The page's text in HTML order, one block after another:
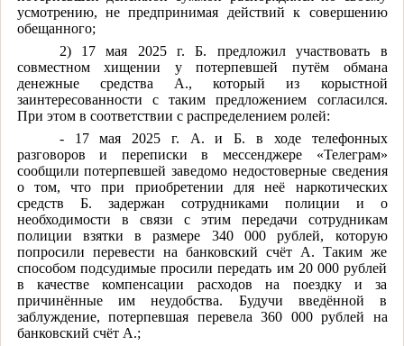
усмотрению, не предпринимая действий к совершению
обещанного;
2) 17 мая 2025 г. Б. предложил участвовать в
совместном хищении у потерпевшей путём обмана
денежные средства А., который из корыстной
заинтересованности с таким предложением согласился.
При этом в соответствии с распределением ролей:
- 17 мая 2025 г. А. и Б. в ходе телефонных
разговоров и переписки в мессенджере «Телеграм»
сообщили потерпевшей заведомо недостоверные сведения
о том, что при приобретении для неё наркотических
средств Б. задержан сотрудниками полиции и о
необходимости в связи с этим передачи сотрудникам
полиции взятки в размере 340 000 рублей, которую
попросили перевести на банковский счёт А. Таким же
способом подсудимые просили передать им 20 000 рублей
в качестве компенсации расходов на поездку и за
причинённые им неудобства. Будучи введённой в
заблуждение, потерпевшая перевела 360 000 рублей на
банковский счёт А.;